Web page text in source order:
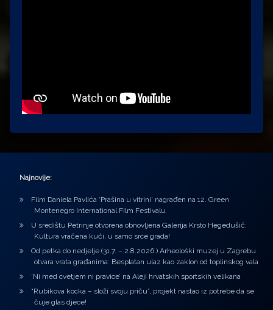
Najnovije:
Film Daniela Pavlića ‘Prašina u vitrini’ nagrađen na 12. Green
Montenegro International Film Festivalu
U središtu Petrinje otvorena obnovljena Galerija Krsto Hegedušić:
Kultura vraćena kući, u samo srce grada!
Od petka do nedjelje (31.7. – 2.8.2026.) Arheološki muzej u Zagrebu
otvara vrata građanima: Besplatan ulaz kao zaklon od toplinskog vala
‘Ni med cvetjem ni pravice’ na Aleji hrvatskih sportskih velikana
“Rubikova kocka – složi svoju priču”, projekt nastao iz potrebe da se
čuje glas djece!